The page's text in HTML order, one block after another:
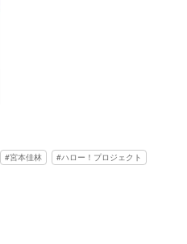
宮本佳林
ハロー！プロジェクト